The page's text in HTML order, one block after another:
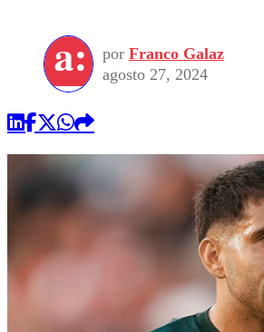
por Franco Galaz
agosto 27, 2024